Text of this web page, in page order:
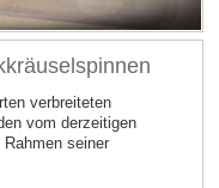
verbreiteten
vom derzeitigen
seiner